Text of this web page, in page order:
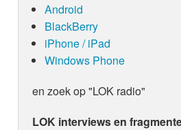
Android
BlackBerry
iPhone / iPad
Windows Phone
en zoek op "LOK radio"
LOK interviews en